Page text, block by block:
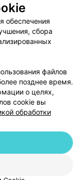
оплаты
Республика Беларусь,
обеспечения
сбора
файлов
позднее время.
о целях,
cookie вы
обработки